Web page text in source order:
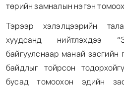
төрийн замналын нэгэн
Тэрээр хэлэлцээрийн
хуудсанд нийтлэхдээ
байгуулснаар манай засгийн
байдлыг тойрсон
бусад томоохон эдийн